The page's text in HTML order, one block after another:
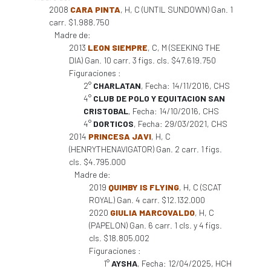
2008 CARA PINTA, H, C (UNTIL SUNDOWN) Gan. 1
carr. $1.988.750
Madre de:
2013 LEON SIEMPRE, C, M (SEEKING THE
DIA) Gan. 10 carr. 3 figs. cls. $47.619.750
Figuraciones :
2° CHARLATAN, Fecha: 14/11/2016, CHS
4° CLUB DE POLO Y EQUITACION SAN
CRISTOBAL, Fecha: 14/10/2016, CHS
4° DORTICOS, Fecha: 29/03/2021, CHS
2014 PRINCESA JAVI, H, C
(HENRYTHENAVIGATOR) Gan. 2 carr. 1 figs.
cls. $4.795.000
Madre de:
2019 QUIMBY IS FLYING, H, C (SCAT
ROYAL) Gan. 4 carr. $12.132.000
2020 GIULIA MARCOVALDO, H, C
(PAPELON) Gan. 6 carr. 1 cls. y 4 figs.
cls. $18.805.002
Figuraciones :
1°AYSHA, Fecha: 12/04/2025, HCH